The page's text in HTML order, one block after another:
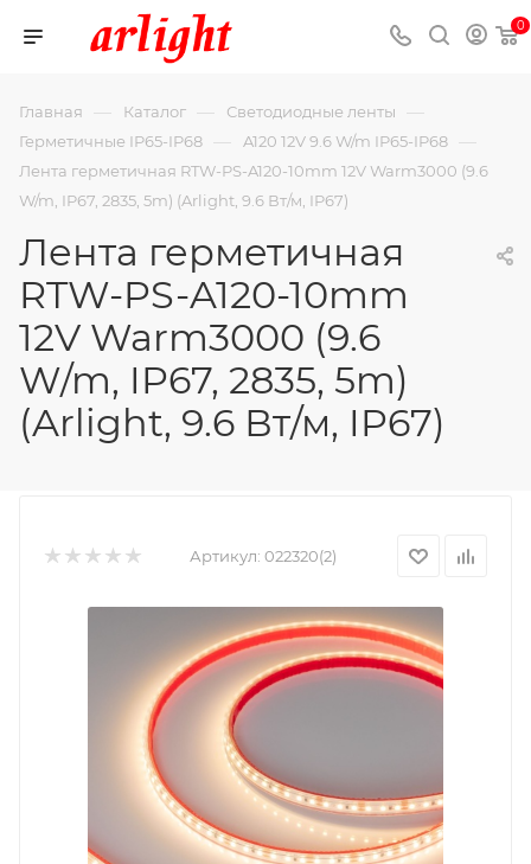
0
Главная — Каталог — Светодиодные ленты —
Герметичные IP65-IP68 — A120 12V 9.6 W/m IP65-IP68 —
Лента герметичная RTW-PS-A120-10mm 12V Warm3000 (9.6
W/m, IP67, 2835, 5m) (Arlight, 9.6 Вт/м, IP67)
Лента герметичная
RTW-PS-A120-10mm
12V Warm3000 (9.6
W/m, IP67, 2835, 5m)
(Arlight, 9.6 Вт/м, IP67)
Артикул: 022320(2)